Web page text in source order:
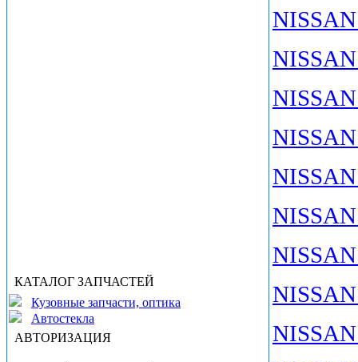
КАТАЛОГ ЗАПЧАСТЕЙ
Кузовные запчасти, оптика
Автостекла
АВТОРИЗАЦИЯ